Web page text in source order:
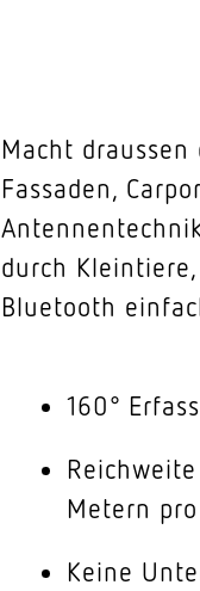
Macht
Fassaden,
durch
Bluetooth
160°
Metern
Keine